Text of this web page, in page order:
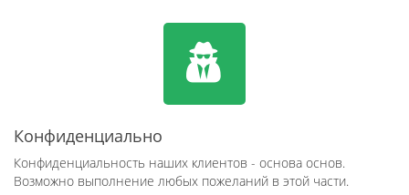
Конфиденциально
Конфиденциальность наших клиентов - основа основ.
Возможно выполнение любых пожеланий в этой части.